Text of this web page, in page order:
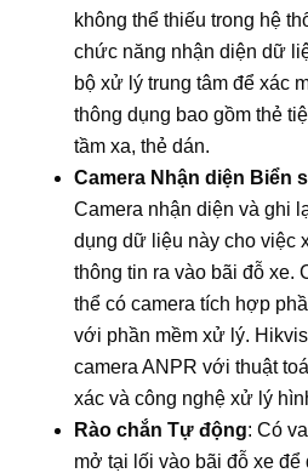
không thể thiếu trong hệ
chức năng nhận diện dữ
bộ xử lý trung tâm để xác
thông dụng bao gồm thẻ
tầm xa, thẻ dán.
Camera Nhận diện Biển
Camera nhận diện và ghi
dụng dữ liệu này cho việc
thông tin ra vào bãi đỗ xe.
thể có camera tích hợp
với phần mềm xử lý.
camera ANPR với thuật
xác và công nghệ xử lý
Rào chắn Tự động: Có
mở tại lối vào bãi đỗ xe để